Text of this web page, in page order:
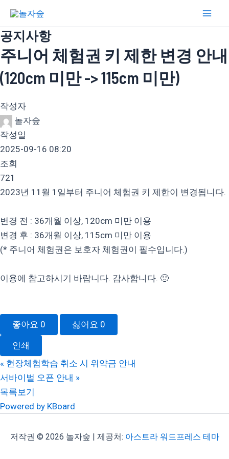
츠
로
건
너
기
공지사항
주니어 체험권 키 제한 변경 안내
(120cm 미만 -> 115cm 미만)
작성자
놀자숲
작성일
2025-09-16 08:20
조회
721
2023년 11월 1일부터 주니어 체험권 키 제한이 변경됩니다.
변경 전 : 36개월 이상, 120cm 미만 이용
변경 후 : 36개월 이상, 115cm 미만 이용
(* 주니어 체험권은 보호자 체험권이 필수입니다.)
이용에 참고하시기 바랍니다. 감사합니다. 🙂
좋아요 0 싫어요 0
인쇄
« 현장체험학습 취소 시 위약금 안내
서바이벌 오픈 안내 »
목록보기
Powered by KBoard
저작권 © 2026 놀자숲 | 제공처: 아스트라 워드프레스 테마